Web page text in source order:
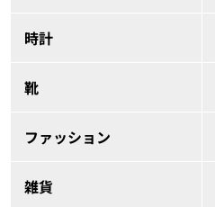
時計
靴
ファッション
雑貨